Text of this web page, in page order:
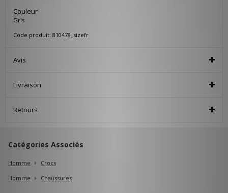
Couleur
Gris
Code produit: 810478_sizefr
Avis
Livraison
Retours
Catégories Associés
Homme
Crocs
Homme
Chaussures